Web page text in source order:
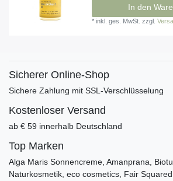
In den
*inkl. ges. MwSt. zzgl.
Sicherer Online-Shop
Sichere Zahlung mit SSL-Verschlüsselung
Kostenloser Versand
ab € 59 innerhalb Deutschland
Top Marken
Alga Maris Sonnencreme, Amanprana,
Naturkosmetik, eco cosmetics, Fair